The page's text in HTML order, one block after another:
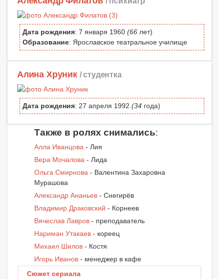
Дата рождения: 7 января 1960 (66 лет)
Образование: Ярославское театральное училище
Алина Хруник / студентка
Дата рождения: 27 апреля 1992 (34 года)
Также в ролях снимались:
Алла Иванцова - Лия
Вера Мочалова - Лида
Ольга Смирнова - Валентина Захаровна
Мурашова
Александр Ананьев - Снегирёв
Владимир Драковский - Корнеев
Вячеслав Лавров - преподаватель
Нариман Утакаев - кореец
Михаил Шилов - Костя
Игорь Иванов - менеджер в кафе
Сюжет сериала